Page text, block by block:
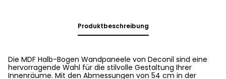
Produktbeschreibung
Die MDF Halb-Bogen Wandpaneele von Deconil sind eine
hervorragende Wahl für die stilvolle Gestaltung Ihrer
Innenräume. Mit den Abmessungen von 54 cm in der